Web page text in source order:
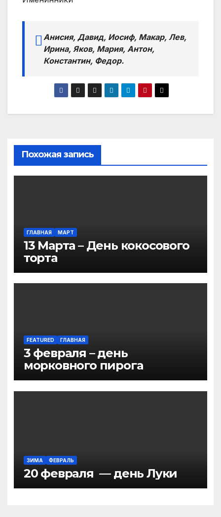
Анисия, Давид, Иосиф, Макар, Лев,
Ирина, Яков, Мария, Антон,
Константин, Федор.
Похожая запись
ГЛАВНАЯ МАРТ
13 Марта – День кокосового
торта
FEATURED ГЛАВНАЯ
3 февраля – день
морковного пирога
ЗИМА ФЕВРАЛЬ
20 февраля — день Луки